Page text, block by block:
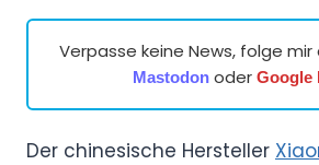
Verpasse keine News, folge mir
Mastodonoder Google
Der chinesische Hersteller